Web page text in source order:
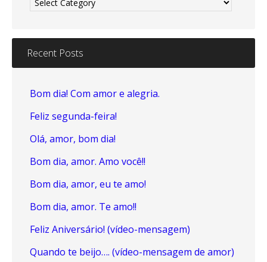
Recent Posts
Bom dia! Com amor e alegria.
Feliz segunda-feira!
Olá, amor, bom dia!
Bom dia, amor. Amo você!!
Bom dia, amor, eu te amo!
Bom dia, amor. Te amo!!
Feliz Aniversário! (vídeo-mensagem)
Quando te beijo…. (vídeo-mensagem de amor)